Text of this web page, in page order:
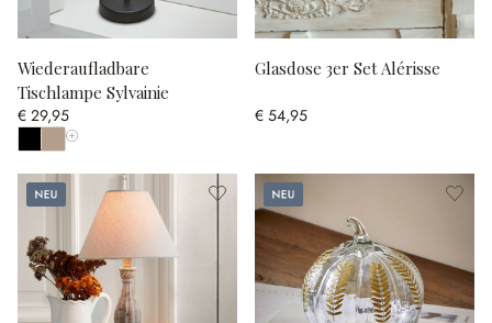
Wiederaufladbare
Tischlampe Sylvainie
€ 29,95
Alle Farben anzeigen
Glasdose 3er Set Alérisse
€ 54,95
Neu Neu